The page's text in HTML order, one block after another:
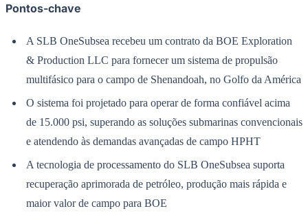
Competições de Futebol
Brasileirão Série A
Paulistão
Copa do Brasil
Libertadores
Sul-Americana
Champions League
Premier League
Bundesliga
Times - Ir direto
Pontos-chave
A SLB OneSubsea recebeu um contrato da BOE Exploration
& Production LLC para fornecer um sistema de propulsão
multifásico para o campo de Shenandoah, no Golfo da América
O sistema foi projetado para operar de forma confiável acima
de 15.000 psi, superando as soluções submarinas convencionais
e atendendo às demandas avançadas de campo HPHT
A tecnologia de processamento do SLB OneSubsea suporta
recuperação aprimorada de petróleo, produção mais rápida e
maior valor de campo para BOE